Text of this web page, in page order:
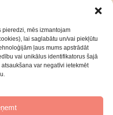
mēs izmantojam
lai saglabātu un/vai piekļūtu
ļaus mums apstrādāt
vai unikālus identifikatorus šajā
var negatīvi ietekmēt